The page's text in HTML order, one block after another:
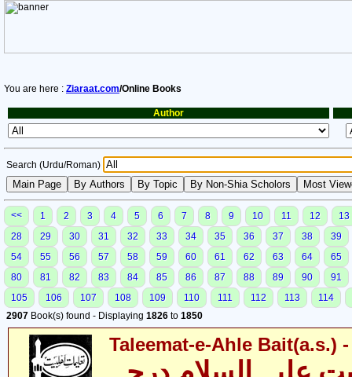
You are here : Ziaraat.com/Online Books
Author
Search (Urdu/Roman)
<< 1 2 3 4 5 6 7 8 9 10 11 12
13
28
29 30 31 32 33 34 35 36 37 38
39
54
55 56 57 58 59 60 61 62 63 64
65
80
81 82 83 84 85 86 87 88 89 90
91
105
106 107 108 109 110 111 112 113
114
2907 Book(s) found - Displaying 1826 to 1850
Taleemat-e-Ahle Bait(a.s.)